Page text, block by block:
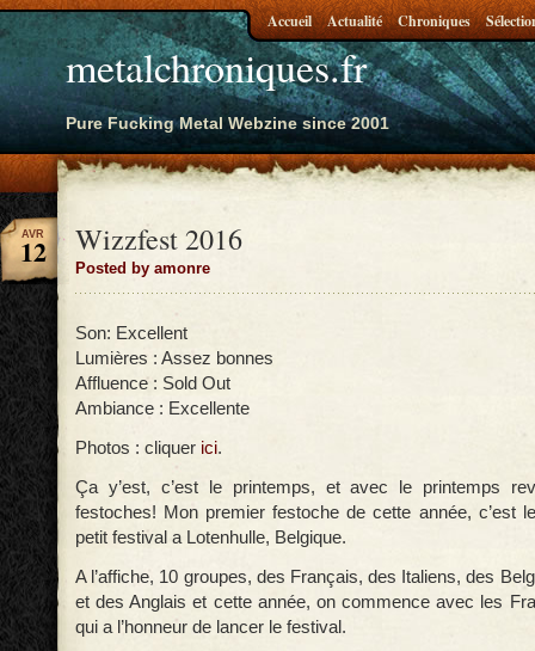
metalchroniques.fr
Pure Fucking Metal Webzine since 2001
Accueil Actualité Chroniques
Wizzfest 2016
Posted by amonre
AVR
12
Son: Excellent
Lumières : Assez bonnes
Affluence : Sold Out
Ambiance : Excellente
Photos : cliquer ici.
Ça y’est, c’est le printemps, et avec le printemps
festoches! Mon premier festoche de cette année, c’est
petit festival a Lotenhulle, Belgique.
A l’affiche, 10 groupes, des Français, des Italiens, des
et des Anglais et cette année, on commence avec les
qui a l’honneur de lancer le festival.